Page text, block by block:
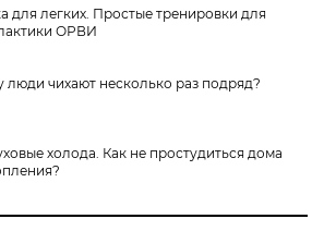
для легких. Простые тренировки для
ОРВИ
люди чихают несколько раз подряд?
холода. Как не простудиться дома